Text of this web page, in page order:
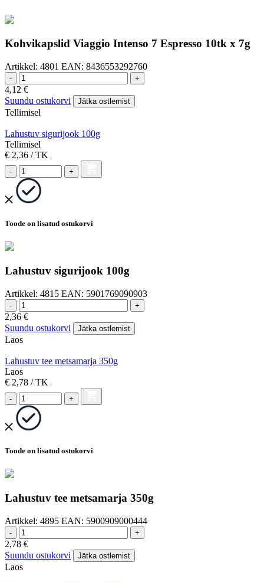
Kohvikapslid Viaggio Intenso 7 Espresso 10tk x 7g
Artikkel: 4801 EAN: 8436553292760
- +
4,12 €
Suundu ostukorvi
Jätka ostlemist
Tellimisel
Lahustuv sigurijook 100g
Tellimisel
€ 2,36 / TK
- +
Toode on lisatud ostukorvi
Lahustuv sigurijook 100g
Artikkel: 4815 EAN: 5901769090903
- +
2,36 €
Suundu ostukorvi
Jätka ostlemist
Laos
Lahustuv tee metsamarja 350g
Laos
€ 2,78 / TK
- +
Toode on lisatud ostukorvi
Lahustuv tee metsamarja 350g
Artikkel: 4895 EAN: 5900909000444
- +
2,78 €
Suundu ostukorvi
Jätka ostlemist
Laos